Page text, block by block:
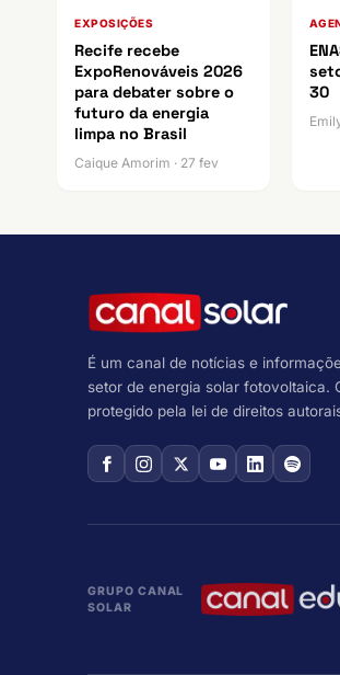
EXPOSIÇÕES
Recife recebe
ExpoRenováveis 2026
para debater sobre o
futuro da energia
limpa no Brasil
Caique Amorim · 27 fev
30
É um canal de notícias e
setor de energia solar fotovoltaica.
protegido pela lei de direitos
GRUPO CANAL
SOLAR